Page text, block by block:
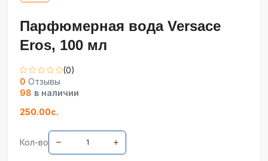
Парфюмерная вода Versace
Eros, 100 мл
(0)
0 Отзывы
98 в наличии
250.00с.
Кол-во